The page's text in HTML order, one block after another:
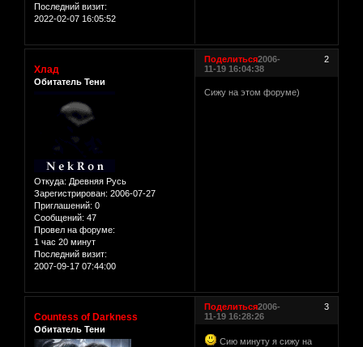
Последний визит:
2022-02-07 16:05:52
Поделиться 2
2006-
11-19 16:04:38
Хлад
Обитатель Тени
Откуда: Древняя Русь
Зарегистрирован: 2006-07-27
Приглашений: 0
Сообщений: 47
Провел на форуме:
1 час 20 минут
Последний визит:
2007-09-17 07:44:00
Сижу на этом форуме)
Поделиться 3
2006-
11-19 16:28:26
Countess of Darkness
Обитатель Тени
Сию минуту я сижу на